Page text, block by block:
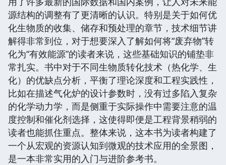
源结构的调整有了更清晰的认识。特别是关于如何优
化生物质的收集、储存和预处理的章节，技术细节讲
解得非常到位，对于想要深入了解如何将“废弃物”转
化为“有效能源”的读者来说，这些基础知识的铺垫非
常扎实。书中对于不同生物质转化技术（热化学、生
化）的优缺点分析，平衡了理论深度和工程实践性，
比如在描述气化炉的设计参数时，没有过多陷入复杂
的化学动力学，而是侧重于实际操作中需要注意的温
度控制和催化剂选择，这使得即便是工程背景稍弱的
读者也能抓住重点。整体来说，这本书为读者构建了
一个从宏观的资源认知到微观的技术应用的全景图，
是一本非常实用的入门与进阶参考书。